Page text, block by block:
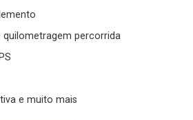
quilometragem percorrida
e muito mais